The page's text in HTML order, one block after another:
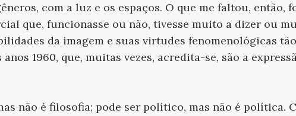
com a luz e os espaços. O que me faltou, então,
que, funcionasse ou não, tivesse muito a dizer ou
da imagem e suas virtudes fenomenológicas
1960, que, muitas vezes, acredita-se, são a
não é filosofia; pode ser político, mas não é política.